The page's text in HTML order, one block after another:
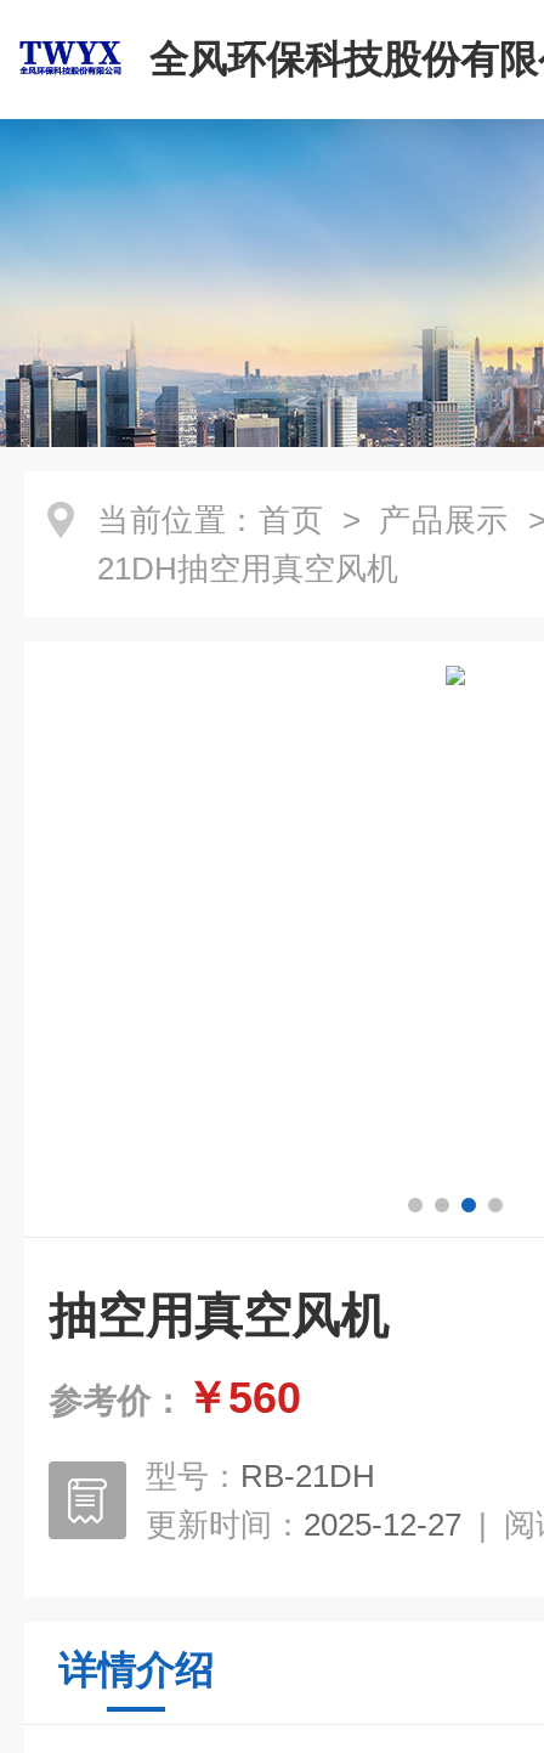
全风环保科技股份有
当前位置： 首页 > 产品展示
21DH抽空用真空风机
抽空用真空风机
参考价： ￥560
型号： RB-21DH
更新时间： 2025-12-27 | 阅
详情介绍